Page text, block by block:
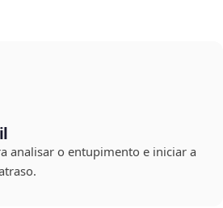
analisar o entupimento e iniciar a